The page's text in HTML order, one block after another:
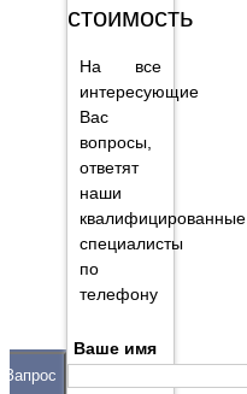
Запрос
стоимость
На все
интересующие
Вас
вопросы,
ответят
наши
квалифицированные
специалисты
по
телефону
Ваше имя